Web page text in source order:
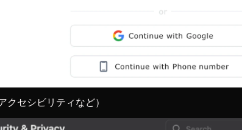
セシビリティなど）